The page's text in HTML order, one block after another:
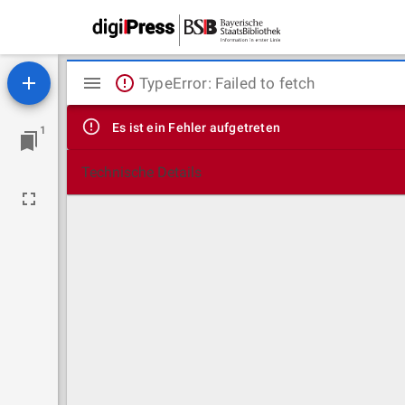
1
Mirador
Viewer
TypeError: Failed to fetch
Es ist ein Fehler aufgetreten
Technische Details